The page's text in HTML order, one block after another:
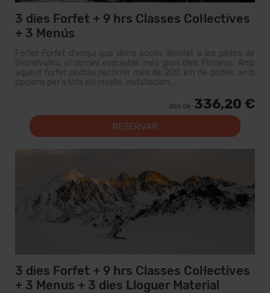
3 dies Forfet + 9 hrs Classes Col·lectives
+ 3 Menús
Forfet Forfet d'esquí que dóna accés il·limitat a les pistes de
Grandvalira, el domini esquiable més gran dels Pirineus. Amb
aquest forfet podràs recórrer més de 200 km de pistes, amb
opcions per a tots els nivells, instal·lacion...
des de 336,20 €
RESERVAR
3 dies Forfet + 9 hrs Classes Col·lectives
+ 3 Menus + 3 dies Lloguer Material